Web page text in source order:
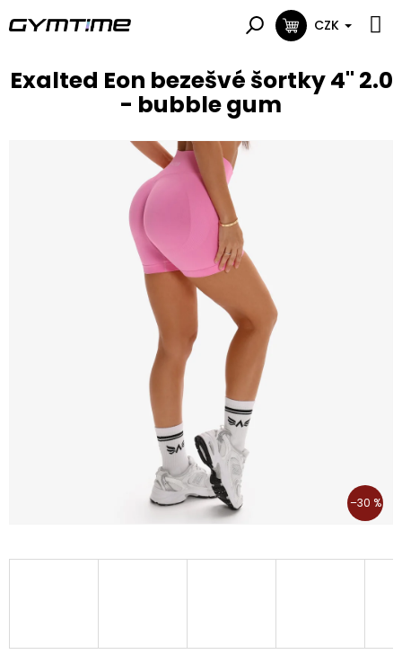
na
NÁKUPNÍ
CZK
Exalted Eon bezešvé šortky 4" 2.0
- bubble gum
–30 %